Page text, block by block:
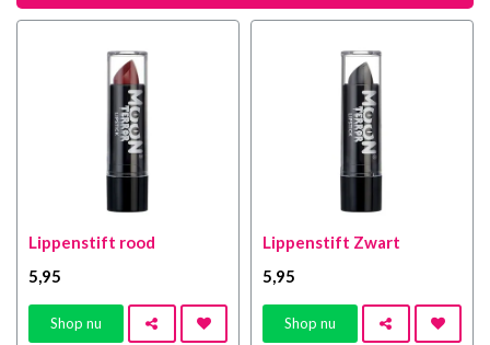
Lippenstift rood
5 ,95
Shop nu
Lippenstift Zwart
5 ,95
Shop nu